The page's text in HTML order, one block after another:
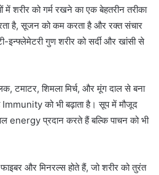
में शरीर को गर्म रखने का एक बेहतरीन तरीका
है, सूजन को कम करता है और रक्त संचार
इन्फ्लेमेटरी गुण शरीर को सर्दी और खांसी से
टमाटर, शिमला मिर्च, और मूंग दाल से बना
को भी बढ़ाता है। सूप में मौजूद
energy प्रदान करते हैं बल्कि पाचन को भी
और मिनरल्स होते हैं, जो शरीर को तुरंत